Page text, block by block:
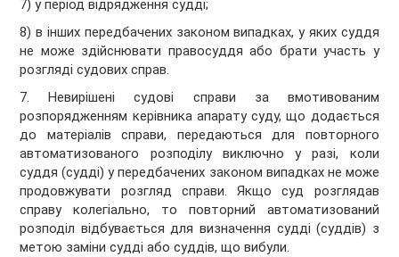
7) у період відрядження судді;
8) в інших передбачених законом випадках, у яких суддя
не може здійснювати правосуддя або брати участь у
розгляді судових справ.
7. Невирішені судові справи за вмотивованим
розпорядженням керівника апарату суду, що додається
до матеріалів справи, передаються для повторного
автоматизованого розподілу виключно у разі, коли
суддя (судді) у передбачених законом випадках не може
продовжувати розгляд справи. Якщо суд розглядав
справу колегіально, то повторний автоматизований
розподіл відбувається для визначення судді (суддів) з
метою заміни судді або суддів, що вибули.